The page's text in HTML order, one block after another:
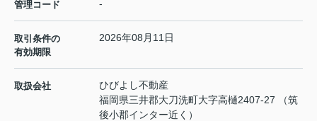
管理コード -
取引条件の
有効期限
2026年08月11日
取扱会社
ひびよし不動産
福岡県三井郡大刀洗町大字高樋2407-27 （筑
後小郡インター近く）